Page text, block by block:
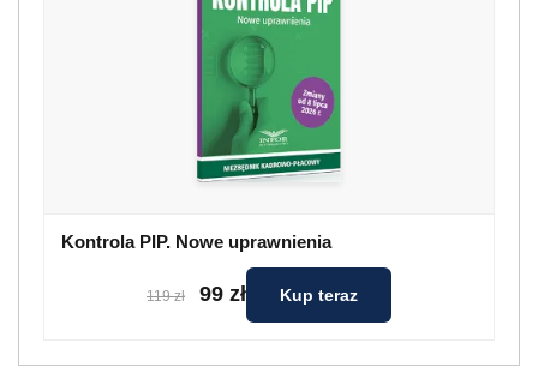
Kontrola PIP. Nowe uprawnienia
119 zł 99 zł Kup teraz